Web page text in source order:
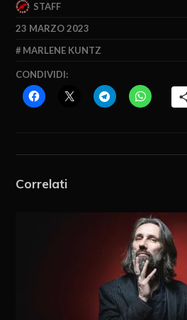
STAFF
23 MARZO 2023
MARLENE KUNTZ
CONDIVIDI:
Correlati